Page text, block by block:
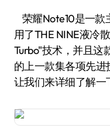
荣耀Note10是一款主攻游戏方面的手机，其上采
用了THE NINE液冷
Turbo"技术，并且这
的上一款集各项先
让我们来详细了解一